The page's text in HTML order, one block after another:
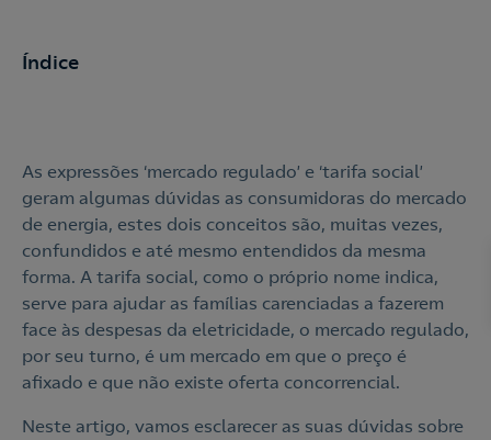
As expressões ‘mercado regulado’ e ‘tarifa social’
geram algumas dúvidas as consumidoras do mercado
de energia, estes dois conceitos são, muitas vezes,
confundidos e até mesmo entendidos da mesma
forma. A tarifa social, como o próprio nome indica,
serve para ajudar as famílias carenciadas a fazerem
face às despesas da eletricidade, o mercado regulado,
por seu turno, é um mercado em que o preço é
afixado e que não existe oferta concorrencial.
Neste artigo, vamos esclarecer as suas dúvidas sobre
Índice